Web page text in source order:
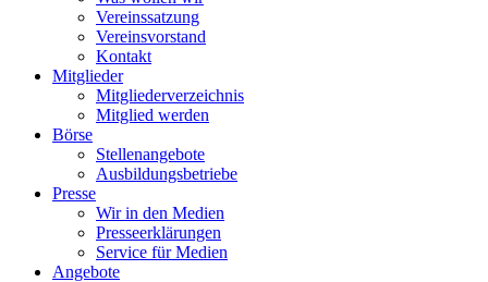
Vereinssatzung
Vereinsvorstand
Kontakt
Mitglieder
Mitgliederverzeichnis
Mitglied werden
Börse
Stellenangebote
Ausbildungsbetriebe
Presse
Wir in den Medien
Presseerklärungen
Service für Medien
Angebote